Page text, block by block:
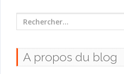
Rechercher
:
A propos du blog